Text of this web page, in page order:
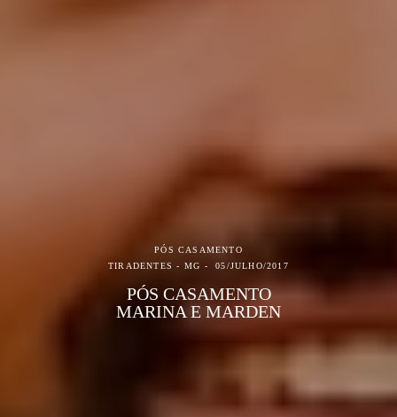
PÓS CASAMENTO
TIRADENTES - MG
05/JULHO/2017
PÓS CASAMENTO
MARINA E MARDEN